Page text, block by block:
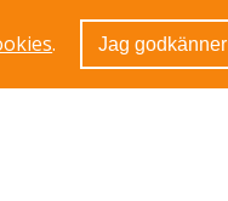
. Jag godkänner